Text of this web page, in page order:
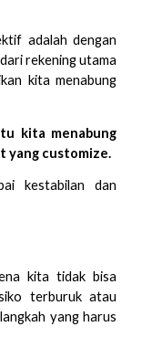
adalah dengan
rekening utama
kita menabung
kita menabung
yang customize.
kestabilan dan
kita tidak bisa
terburuk atau
yang harus